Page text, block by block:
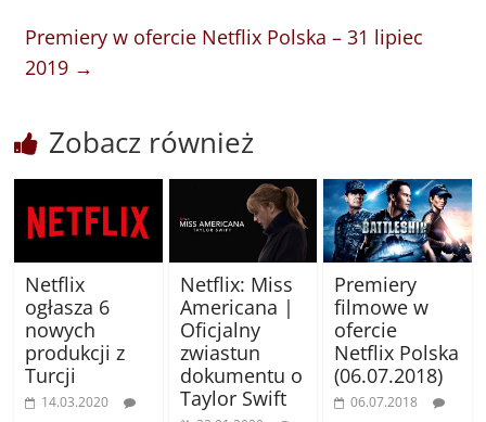
Premiery w ofercie Netflix Polska – 31 lipiec
2019 →
Zobacz również
Netflix
ogłasza 6
nowych
produkcji z
Turcji
14.03.2020
Netflix: Miss
Americana |
Oficjalny
zwiastun
dokumentu o
Taylor Swift
Premiery
filmowe w
ofercie
Netflix Polska
(06.07.2018)
06.07.2018